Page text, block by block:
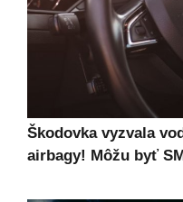
Škodovka vyzvala
airbagy! Môžu byť